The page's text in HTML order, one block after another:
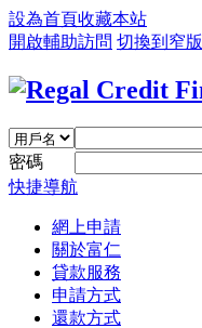
設為首頁收藏本站
開啟輔助訪問 切換到窄版
密碼
快捷導航
網上申請
關於富仁
貸款服務
申請方式
還款方式